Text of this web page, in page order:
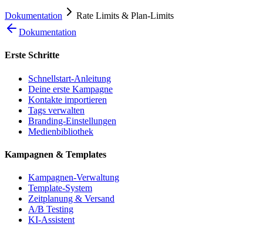
Dokumentation
Rate Limits & Plan-Limits
Dokumentation
Erste Schritte
Schnellstart-Anleitung
Deine erste Kampagne
Kontakte importieren
Tags verwalten
Branding-Einstellungen
Medienbibliothek
Kampagnen & Templates
Kampagnen-Verwaltung
Template-System
Zeitplanung & Versand
A/B Testing
KI-Assistent